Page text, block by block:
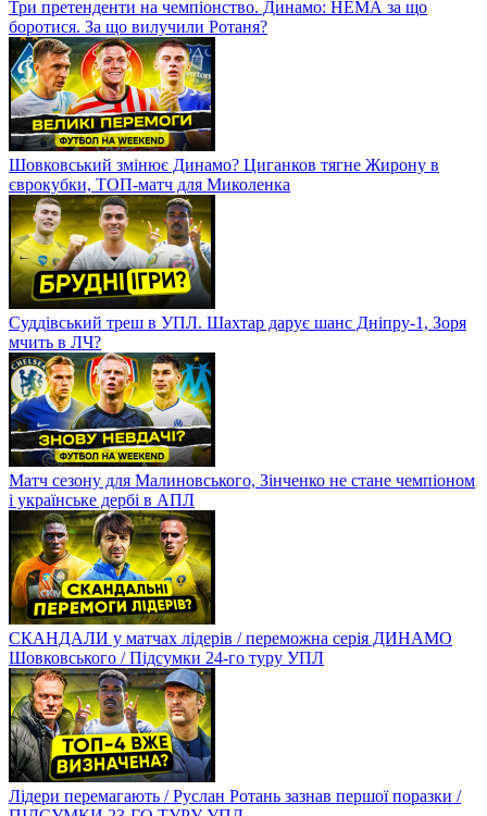
Три претенденти на чемпіонство. Динамо: НЕМА за що
боротися. За що вилучили Ротаня?
Шовковський змінює Динамо? Циганков тягне Жирону в
єврокубки, ТОП-матч для Миколенка
Суддівський треш в УПЛ. Шахтар дарує шанс Дніпру-1, Зоря
мчить в ЛЧ?
Матч сезону для Малиновського, Зінченко не стане чемпіоном
і українське дербі в АПЛ
СКАНДАЛИ у матчах лідерів / переможна серія ДИНАМО
Шовковського / Підсумки 24-го туру УПЛ
Лідери перемагають / Руслан Ротань зазнав першої поразки /